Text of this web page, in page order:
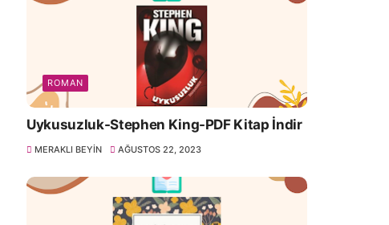
ROMAN
Uykusuzluk-Stephen King-PDF Kitap İndir
MERAKLI BEYIN AĞUSTOS 22, 2023